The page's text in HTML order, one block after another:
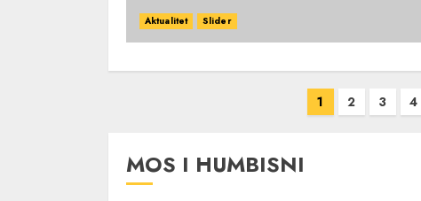
Aktualitet Slider
1 2 3 4
MOS I HUMBISNI